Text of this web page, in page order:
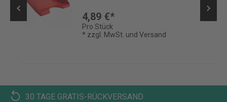
4,89 €*
Pro Stück
* zzgl. MwSt. und Versand
30 TAGE GRATIS-RÜCKVERSAND